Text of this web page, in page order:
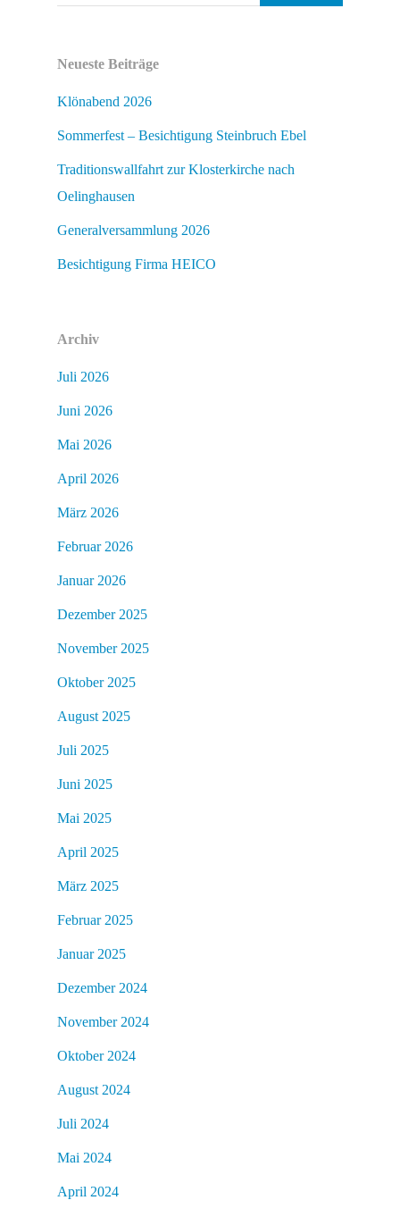
Neueste Beiträge
Klönabend 2026
Sommerfest – Besichtigung Steinbruch Ebel
Traditionswallfahrt zur Klosterkirche nach
Oelinghausen
Generalversammlung 2026
Besichtigung Firma HEICO
Archiv
Juli 2026
Juni 2026
Mai 2026
April 2026
März 2026
Februar 2026
Januar 2026
Dezember 2025
November 2025
Oktober 2025
August 2025
Juli 2025
Juni 2025
Mai 2025
April 2025
März 2025
Februar 2025
Januar 2025
Dezember 2024
November 2024
Oktober 2024
August 2024
Juli 2024
Mai 2024
April 2024